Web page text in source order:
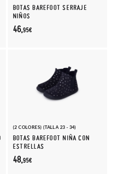
BOTAS BAREFOOT SERRAJE
NIÑOS
46,95€
(2 COLORES) (TALLA 23 - 34)
BOTAS BAREFOOT NIÑA CON
ESTRELLAS
48,95€